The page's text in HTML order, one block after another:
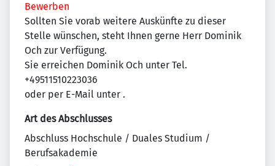
Bewerben
Sollten Sie vorab weitere Auskünfte zu dieser
Stelle wünschen, steht Ihnen gerne Herr Dominik
Och zur Verfügung.
Sie erreichen Dominik Och unter Tel.
+49511510223036
oder per E-Mail unter .
Art des Abschlusses
Abschluss Hochschule / Duales Studium /
Berufsakademie